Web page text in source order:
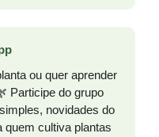
ou quer aprender
Participe do grupo
novidades do
quem cultiva plantas